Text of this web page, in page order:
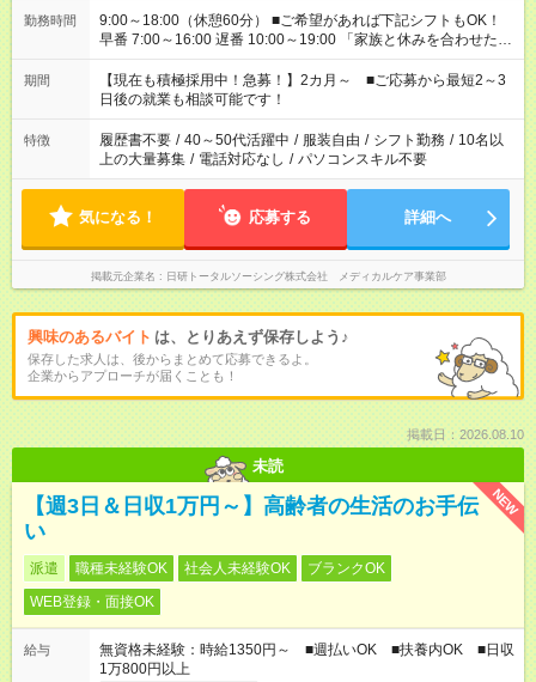
勤務時間
9:00～18:00（休憩60分） ■ご希望があれば下記シフトもOK！
早番 7:00～16:00 遅番 10:00～19:00 「家族と休みを合わせた
い」 「余裕を持って夕飯の準備がしたい」 「できれば残業はし
たくない」 など、ご希望を教えてくださいね。 ※Wワーク希望
の方へ 今ご覧のお仕事で希望する勤務時間と、もう1つのお仕事
の勤務時間。 合計で週40時間を超える場合は応募できません。
期間
【現在も積極採用中！急募！】2カ月～ ■ご応募から最短2～3
日後の就業も相談可能です！
特徴 履歴書不要 / 40～50代活躍中 / 服装自由 / シフト勤務 / 10名以
上の大量募集 / 電話対応なし / パソコンスキル不要
気になる！ 応募する 詳細へ
掲載元企業名 日研トータルソーシング株式会社 メディカルケア事業部
興味のあるバイト は、とりあえず保存しよう♪
保存した求人は、後からまとめて応募できるよ。
企業からアプローチが届くことも！
掲載日：2026.08.10
未読
NEW
【週3日＆日収1万円～】高齢者の生活のお手伝
い
派遣 職種未経験OK 社会人未経験OK
ブランクOK
WEB登録・面接OK
給与
無資格未経験：時給1350円～ ■週払いOK ■扶養内OK ■日収
1万800円以上